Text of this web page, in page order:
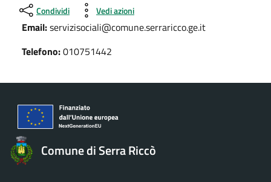
Condividi Vedi azioni
Email:servizisociali@comune.serraricco.ge.it
Telefono:010751442
Comune di Serra Riccò